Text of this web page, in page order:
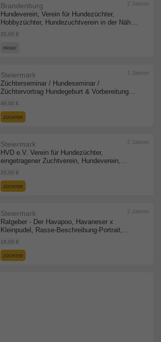
Hundeverein, Verein für Hundezüchter,
Hobbyzüchter, Hundezuchtverein in der Nähe,
HVD e.V.
Brandenburg
25,00 €
2 Jahren
PRIVAT
Züchterseminar / Hundeseminar /
Züchtervortrag Hundegeburt & Vorbereitung
incl. Homöopathie
Steiermark
49,00 €
2 Jahren
ZÜCHTER
HVD e.V. Verein für Hundezüchter,
eingetragener Zuchtverein, Hundeverein,
Rassehundeclub Deutschland e.V. Registered
Breed Club
Steiermark
25,00 €
2 Jahren
ZÜCHTER
Ratgeber - Der Havapoo, Havaneser x
Kleinpudel, Rasse-Beschreibung-Portrait,
Wesen, Haltung, Fütterung, Gesundheit,
Pflege: Hundebuch für Anfänger, ...
Stubenreinheit, Parasiten, und mehr..
Taschenbuch
Steiermark
16,00 €
2 Jahren
ZÜCHTER